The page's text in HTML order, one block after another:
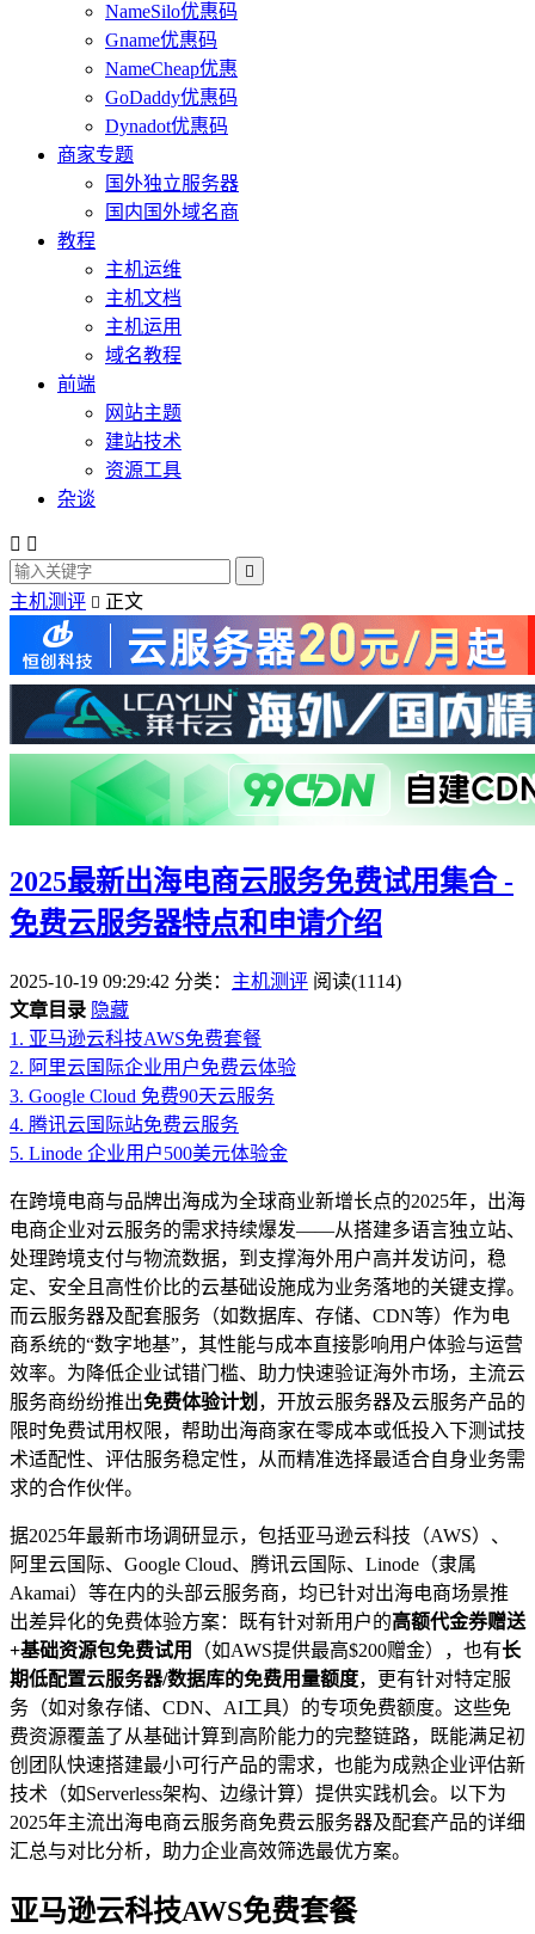
NameSilo优惠码
Gname优惠码
NameCheap优惠
GoDaddy优惠码
Dynadot优惠码
商家专题
国外独立服务器
国内国外域名商
教程
主机运维
主机文档
主机运用
域名教程
前端
网站主题
建站技术
资源工具
杂谈
 

主机测评  正文
2025最新出海电商云服务免费试用集合 -
免费云服务器特点和申请介绍
2025-10-19 09:29:42 分类： 主机测评 阅读(1114)
文章目录 隐藏
1. 亚马逊云科技AWS免费套餐
2. 阿里云国际企业用户免费云体验
3. Google Cloud 免费90天云服务
4. 腾讯云国际站免费云服务
5. Linode 企业用户500美元体验金
在跨境电商与品牌出海成为全球商业新增长点的2025年，出海
电商企业对云服务的需求持续爆发——从搭建多语言独立站、
处理跨境支付与物流数据，到支撑海外用户高并发访问，稳
定、安全且高性价比的云基础设施成为业务落地的关键支撑。
而云服务器及配套服务（如数据库、存储、CDN等）作为电
商系统的“数字地基”，其性能与成本直接影响用户体验与运营
效率。为降低企业试错门槛、助力快速验证海外市场，主流云
服务商纷纷推出免费体验计划 ，开放云服务器及云服务产品的
限时免费试用权限，帮助出海商家在零成本或低投入下测试技
术适配性、评估服务稳定性，从而精准选择最适合自身业务需
求的合作伙伴。
据2025年最新市场调研显示，包括亚马逊云科技（AWS）、
阿里云国际、Google Cloud、腾讯云国际、Linode（隶属
Akamai）等在内的头部云服务商，均已针对出海电商场景推
出差异化的免费体验方案：既有针对新用户的高额代金券赠送
+基础资源包免费试用
​（如AWS提供最高$200赠金），也有长
期低配置云服务器/数据库的免费用量额度，更有针对特定服
务（如对象存储、CDN、AI工具）的专项免费额度。这些免
费资源覆盖了从基础计算到高阶能力的完整链路，既能满足初
创团队快速搭建最小可行产品的需求，也能为成熟企业评估新
技术（如Serverless架构、边缘计算）提供实践机会。以下为
2025年主流出海电商云服务商免费云服务器及配套产品的详细
汇总与对比分析，助力企业高效筛选最优方案。
亚马逊云科技AWS免费套餐